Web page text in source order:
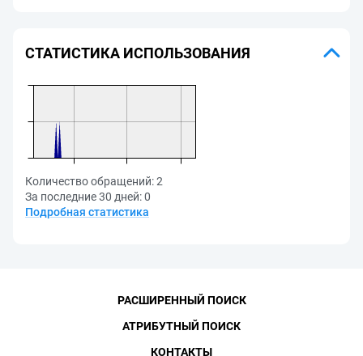
СТАТИСТИКА ИСПОЛЬЗОВАНИЯ
Количество обращений:2
За последние 30 дней:0
Подробная статистика
РАСШИРЕННЫЙ ПОИСК
АТРИБУТНЫЙ ПОИСК
КОНТАКТЫ